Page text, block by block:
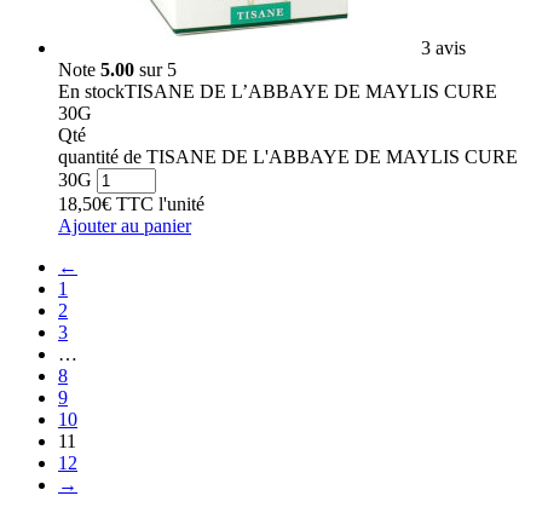
3 avis
Note 5.00 sur 5
En stockTISANE DE L’ABBAYE DE MAYLIS CURE
30G
Qté
quantité de TISANE DE L'ABBAYE DE MAYLIS CURE
30G
18,50€ TTC l'unité
Ajouter au panier
←
1
2
3
…
8
9
10
11
12
→